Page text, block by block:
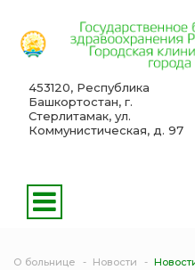
453120, Республика
Башкортостан, г.
Стерлитамак, ул.
Коммунистическая, д. 97
О больнице Новости